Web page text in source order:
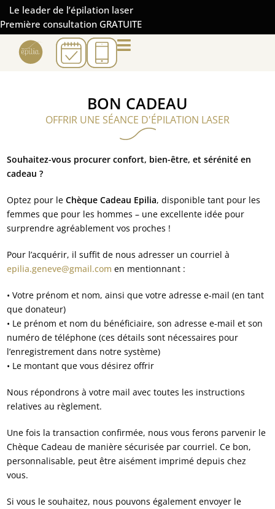
Le leader de l’épilation laser
Première consultation GRATUITE
BON CADEAU
OFFRIR UNE SÉANCE D'ÉPILATION LASER
Souhaitez-vous procurer confort, bien-être, et sérénité en
cadeau ?
Optez pour le Chèque Cadeau Epilia, disponible tant pour les
femmes que pour les hommes – une excellente idée pour
surprendre agréablement vos proches !
Pour l’acquérir, il suffit de nous adresser un courriel à
epilia.geneve@gmail.com en mentionnant :
• Votre prénom et nom, ainsi que votre adresse e-mail (en tant
que donateur)
• Le prénom et nom du bénéficiaire, son adresse e-mail et son
numéro de téléphone (ces détails sont nécessaires pour
l’enregistrement dans notre système)
• Le montant que vous désirez offrir
Nous répondrons à votre mail avec toutes les instructions
relatives au règlement.
Une fois la transaction confirmée, nous vous ferons parvenir le
Chèque Cadeau de manière sécurisée par courriel. Ce bon,
personnalisable, peut être aisément imprimé depuis chez
vous.
Si vous le souhaitez, nous pouvons également envoyer le